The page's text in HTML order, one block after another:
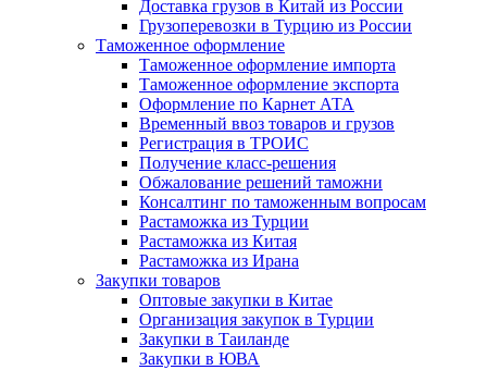
Доставка грузов в Китай из России
Грузоперевозки в Турцию из России
Таможенное оформление
Таможенное оформление импорта
Таможенное оформление экспорта
Оформление по Карнет АТА
Временный ввоз товаров и грузов
Регистрация в ТРОИС
Получение класс-решения
Обжалование решений таможни
Консалтинг по таможенным вопросам
Растаможка из Турции
Растаможка из Китая
Растаможка из Ирана
Закупки товаров
Оптовые закупки в Китае
Организация закупок в Турции
Закупки в Таиланде
Закупки в ЮВА